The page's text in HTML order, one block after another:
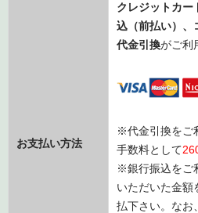
お支払い方法
クレジットカー
込 （前払い） 、
代金引換がご利
※代金引換をご
手数料として
※銀行振込をご
いただいた金額
払下さい。なお